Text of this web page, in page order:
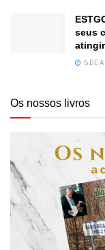
seus
6 DE
Os nossos livros